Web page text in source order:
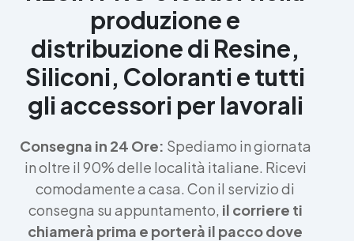
produzione e
distribuzione di Resine,
Siliconi, Coloranti e tutti
gli accessori per lavorali
Consegna in 24 Ore: Spediamo in giornata
in oltre il 90% delle località italiane. Ricevi
comodamente a casa. Con il servizio di
consegna su appuntamento, il corriere ti
chiamerà prima e porterà il pacco dove